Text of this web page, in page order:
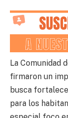
La Comunidad
firmaron un
busca
para los